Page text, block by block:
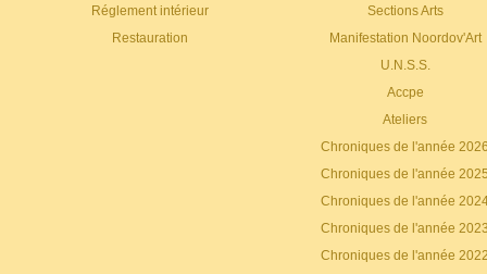
Réglement intérieur
Restauration
Sections Arts
Manifestation Noordov'Art
U.N.S.S.
Accpe
Ateliers
Chroniques de l'année
Chroniques de l'année
Chroniques de l'année
Chroniques de l'année
Chroniques de l'année